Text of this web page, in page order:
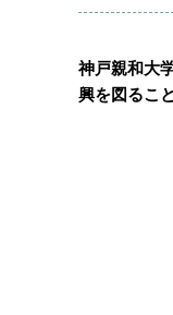
神戸親和大
興を図るこ